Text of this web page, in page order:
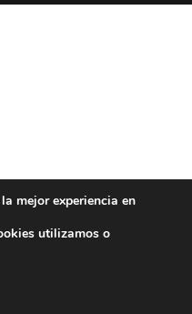
mejor experiencia en
utilizamos o